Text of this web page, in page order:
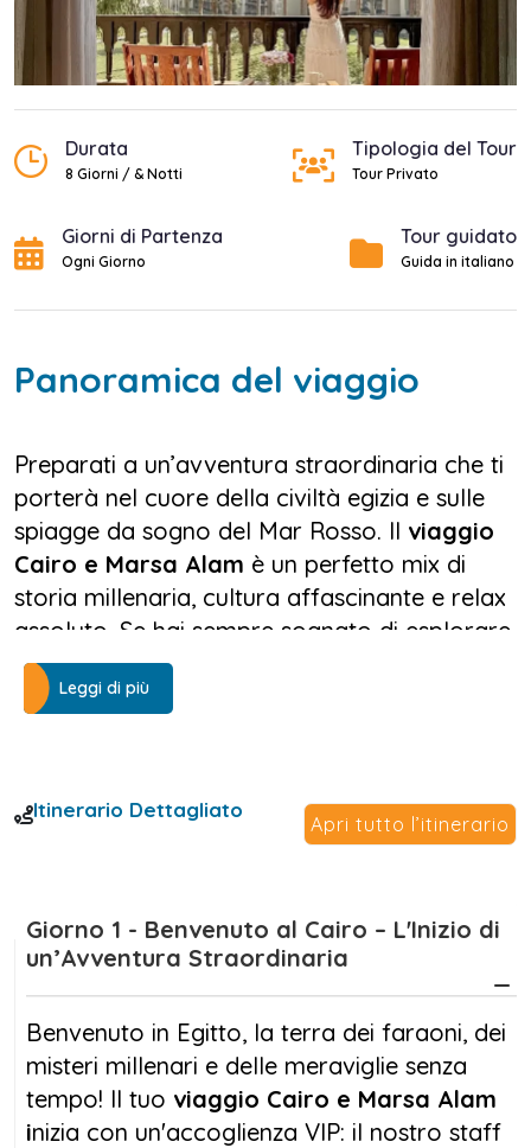
Durata
8 Giorni / & Notti
Tipologia del Tour
Tour Privato
Giorni di Partenza
Ogni Giorno
Tour guidato
Guida in italiano
Panoramica del viaggio
Preparati a un’avventura straordinaria che ti
porterà nel cuore della civiltà egizia e sulle
spiagge da sogno del Mar Rosso. Il viaggio
Cairo e Marsa Alam è un perfetto mix di
storia millenaria, cultura affascinante e relax
assoluto. Se hai sempre sognato di esplorare
il fascino senza tempo delle piramidi e
immergerti nelle acque cristalline, questo è il
Dai maestosi templi e le leggendarie piramidi
del Cairo alle meraviglie naturali di Marsa
nella capitale egiziana, dove verrai accolto
con un trattamento VIP per immergerti senza
pensieri nell’atmosfera magica della città. Tra
le strade vivaci delCairo, scoprirai la
grandiosità delle Piramidi di Giza, l’enigmatica
Sfingee i tesori delGrande Museo Egizio, un
viaggio nel passato che ti lascerà senza fiato.
Leggi di più
Itinerario Dettagliato
Apri tutto l’itinerario
Giorno 1 - Benvenuto al Cairo – L'Inizio di
un’Avventura Straordinaria
Benvenuto in Egitto, la terra dei faraoni, dei
misteri millenari e delle meraviglie senza
tempo! Il tuo viaggio Cairo e Marsa Alam
inizia con un'accoglienza VIP: il nostro staff